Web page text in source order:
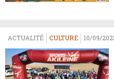
ACTUALITÉ CULTURE 10/09/